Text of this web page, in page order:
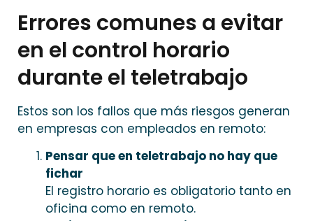
Errores comunes a evitar
en el control horario
durante el teletrabajo
Estos son los fallos que más riesgos generan
en empresas con empleados en remoto:
Pensar que en teletrabajo no hay que
fichar
El registro horario es obligatorio tanto en
oficina como en remoto.